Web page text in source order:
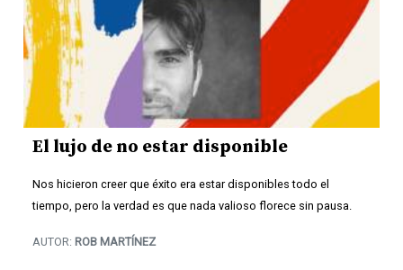
El lujo de no estar disponible
Nos hicieron creer que éxito era estar disponibles todo el
tiempo, pero la verdad es que nada valioso florece sin pausa.
AUTOR: ROB MARTÍNEZ